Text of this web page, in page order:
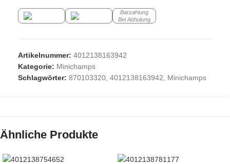
Barzahlung
Bei Abholung
Artikelnummer: 4012138163942
Kategorie: Minichamps
Schlagwörter: 870103320, 4012138163942, Minichamps
Ähnliche Produkte